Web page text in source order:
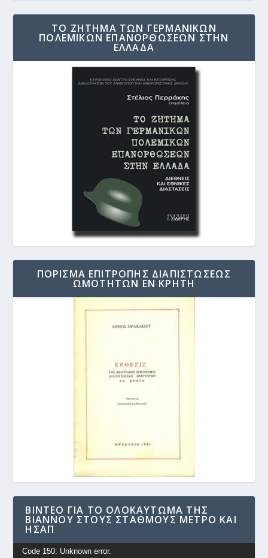
ΤΟ ΖΗΤΗΜΑ ΤΩΝ ΓΕΡΜΑΝΙΚΩΝ
ΠΟΛΕΜΙΚΩΝ ΕΠΑΝΟΡΘΩΣΕΩΝ ΣΤΗΝ
ΕΛΛΑΔΑ
ΠΟΡΙΣΜΑ ΕΠΙΤΡΟΠΗΣ ΔΙΑΠΙΣΤΩΣΕΩΣ
ΩΜΟΤΗΤΩΝ ΕΝ ΚΡΗΤΗ
ΒΊΝΤΕΟ ΓΙΑ ΤΟ ΟΛΟΚΑΎΤΩΜΑ ΤΗΣ
ΒΙΆΝΝΟΥ ΣΤΟΥΣ ΣΤΑΘΜΟΎΣ ΜΕΤΡΟ ΚΑΙ
ΗΣΑΠ
Πρόγραμμα
Code 150: Unknown error.